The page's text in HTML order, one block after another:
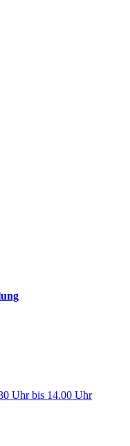
Uhr bis 14.00 Uhr